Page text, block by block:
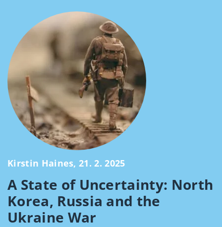
Kirstin Haines, 21. 2. 2025
A State of Uncertainty: North
Korea, Russia and the
Ukraine War